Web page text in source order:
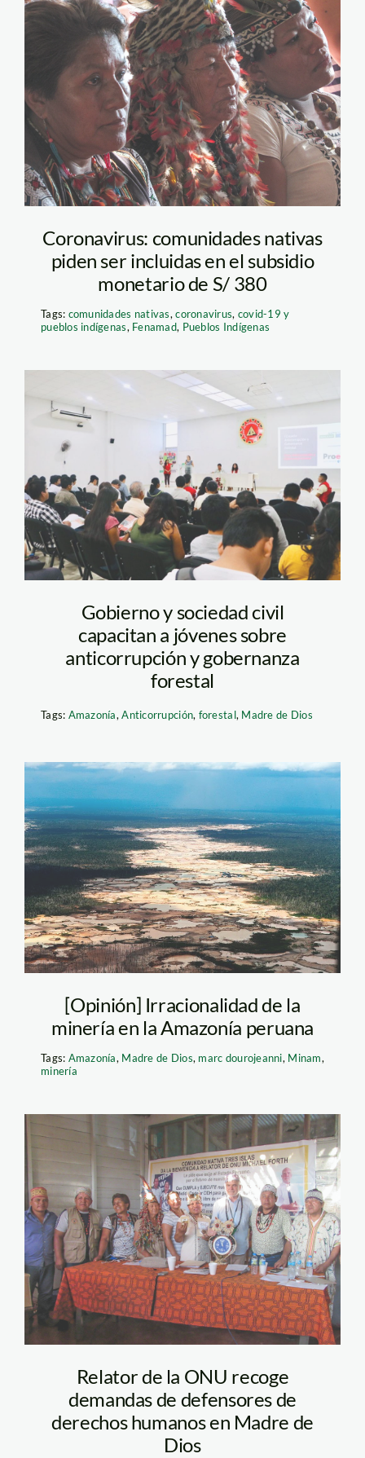
preocupados por no
haber sido incluidos
entre los
representantes de los
pueblos indígenas que
tendrían uso de la
palabra (en foto: Julio
Cusurichi, preidente
de Fenamad).
Relator-ONU-Forst-
3-Islas-
Lideresas.jpg.sb-
af52a9c9-X51WIW
Coronavirus: comunidades nativas
piden ser incluidas en el subsidio
monetario de S/ 380
Tags: comunidades nativas,coronavirus, covid-19 y
pueblos indígenas, Fenamad, Pueblos Indígenas
Anticorrupcion-
curso-SPDA-MDD
Gobierno y sociedad civil
capacitan a jóvenes sobre
anticorrupción y gobernanza
forestal
Tags: Amazonía,Anticorrupción, forestal, Madre de Dios
mineria-ilegal—
madre-de-dios—
andina
[Opinión] Irracionalidad de la
minería en la Amazonía peruana
Tags: Amazonía, Madre de Dios, marc dourojeanni, Minam,
minería
Relator-ONU-Forst-3
Islas-Lideres-
SPDA.jpg.sb-
af52a9c9-v34ldV
Relator de la ONU recoge
demandas de defensores de
derechos humanos en Madre de
Dios